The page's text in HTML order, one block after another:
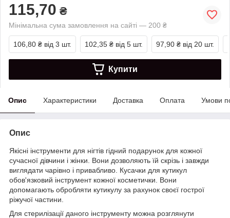
115,70 ₴
Мінімальна сума замовлення на сайті — 200 ₴
106,80 ₴ від 3 шт. 102,35 ₴ від 5 шт. 97,90 ₴ від 20 шт.
Купити
Опис Характеристики Доставка Оплата Умови
Опис
Якісні інструменти для нігтів гідний подарунок для кожної
сучасної дівчини і жінки. Вони дозволяють їй скрізь і завжди
виглядати чарівно і привабливо. Кусачки для кутикул
обов'язковий інструмент кожної косметички. Вони
допомагають обробляти кутикулу за рахунок своєї гострої
ріжучої частини.
Для стерилізації даного інструменту можна розглянути